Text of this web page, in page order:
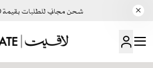
شحن مجاني للطلبات بقيمة 500 ريال واكثر
لاقيت | LAGATE